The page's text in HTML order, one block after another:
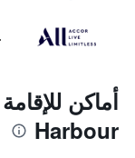
Harbour